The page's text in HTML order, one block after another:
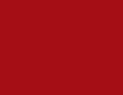
- Salon relax - Canapé -
- Fauteuil - Armoire - Table
bain - Literie - Lit - Bureau -
- Réfrigérateur -
Philips, Bosh, Moulinex,